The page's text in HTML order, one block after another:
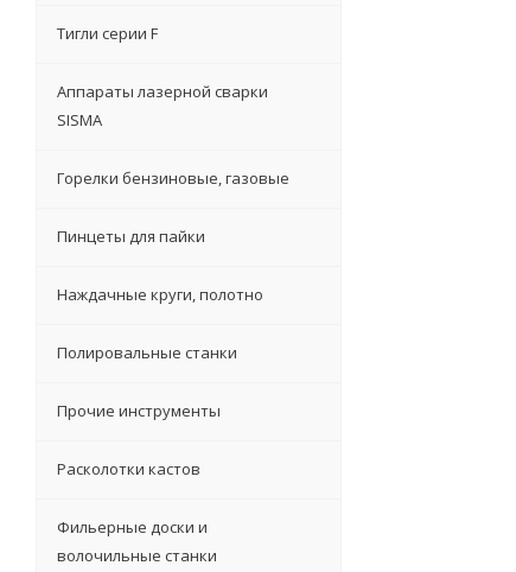
Тигли серии F
Аппараты лазерной сварки
SISMA
Горелки бензиновые, газовые
Пинцеты для пайки
Наждачные круги, полотно
Полировальные станки
Прочие инструменты
Расколотки кастов
Фильерные доски и
волочильные станки